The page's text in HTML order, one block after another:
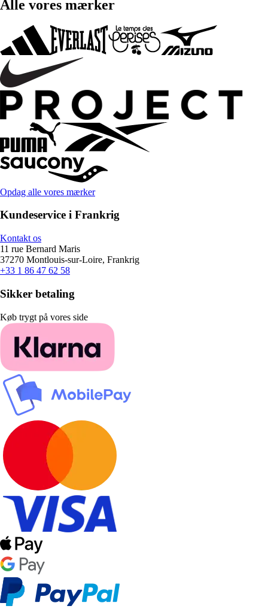
Alle vores mærker
Opdag alle vores mærker
Kundeservice i Frankrig
Kontakt os
11 rue Bernard Maris
37270 Montlouis-sur-Loire, Frankrig
+33 1 86 47 62 58
Sikker betaling
Køb trygt på vores side